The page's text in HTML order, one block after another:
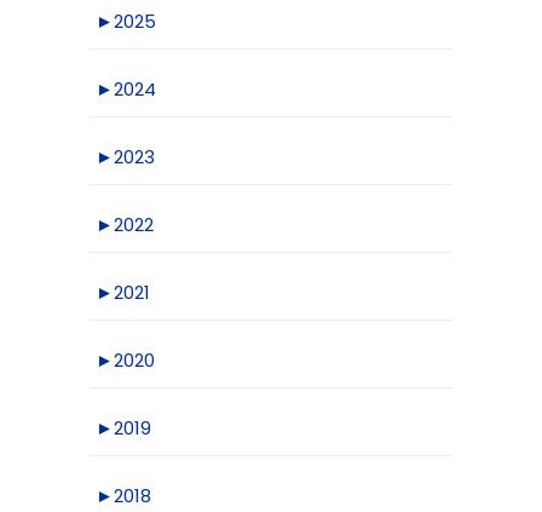
►2025
►2024
►2023
►2022
►2021
►2020
►2019
►2018